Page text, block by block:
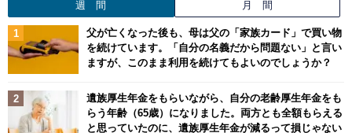
週 間 月 間
父が亡くなった後も、母は父の「家族カード」で買い物
を続けています。「自分の名義だから問題ない」と言い
ますが、このまま利用を続けてもよいのでしょうか？
遺族厚生年金をもらいながら、自分の老齢厚生年金をも
らう年齢（65歳）になりました。両方とも全額もらえる
と思っていたのに、遺族厚生年金が減るって損じゃない